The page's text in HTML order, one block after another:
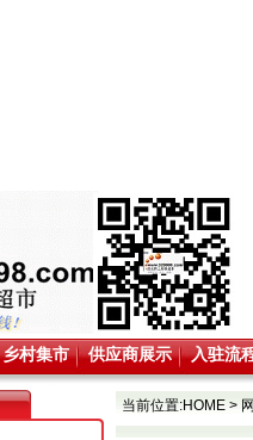
乡村集市 供应商展示 入驻流
当前位置:HOME>